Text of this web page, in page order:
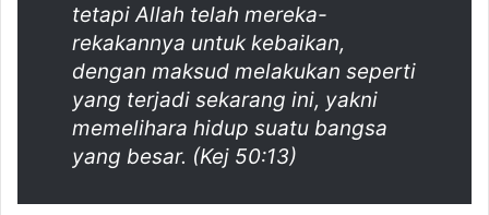
tetapi Allah telah mereka-
rekakannya untuk kebaikan,
dengan maksud melakukan seperti
yang terjadi sekarang ini, yakni
memelihara hidup suatu bangsa
yang besar. (Kej 50:13)